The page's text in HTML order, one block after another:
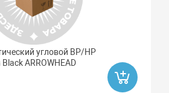
угловой ВР/НР
ARROWHEAD